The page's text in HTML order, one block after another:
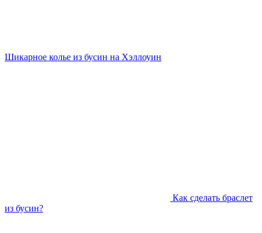
Шикарное колье из бусин на Хэллоуин
Как сделать браслет
из бусин?